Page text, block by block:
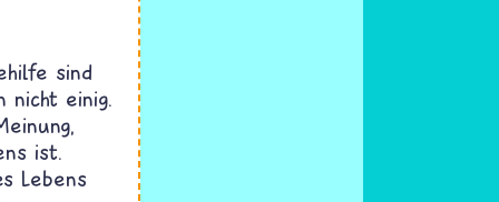
sind
nicht einig.
ist.
Lebens